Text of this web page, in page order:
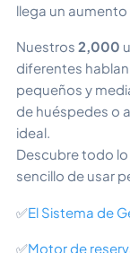
llega un aumento
Nuestros 2,000
diferentes
pequeños y
de huéspedes o
ideal.
Descubre todo
sencillo de usar
✅El Sistema de
✅Motor de